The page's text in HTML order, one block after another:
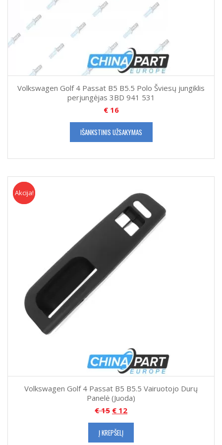
Volkswagen Golf 4 Passat B5 B5.5 Polo Šviesų jungiklis
perjungėjas 3BD 941 531
€16
IŠANKSTINIS UŽSAKYMAS
Akcija
Akcija!
Volkswagen Golf 4 Passat B5 B5.5 Vairuotojo Durų
Panelė (Juoda)
€15 € 12
Į KREPŠELĮ